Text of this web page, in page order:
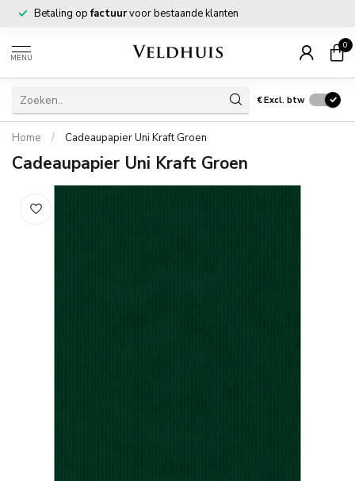
Betaling opfactuurvoor bestaande klanten
MENU
0
€Excl. btw
Home / Cadeaupapier Uni Kraft Groen
Cadeaupapier Uni Kraft Groen